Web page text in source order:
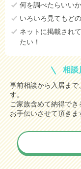
何を調べたらいい
いろいろ見てもど
ネットに掲載され
たい！
相談
事前相談から入居ま
す。
ご家族含めて納得で
お手伝いさせて頂きま